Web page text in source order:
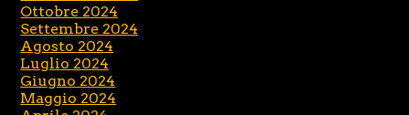
Ottobre 2024
Settembre 2024
Agosto 2024
Luglio 2024
Giugno 2024
Maggio 2024